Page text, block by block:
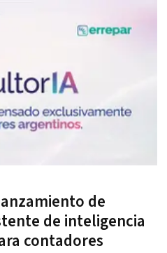
de
de inteligencia
contadores